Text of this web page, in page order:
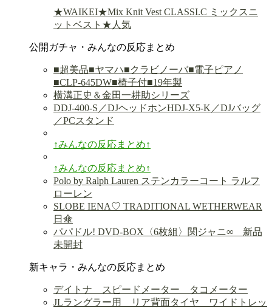
★WAIKEI★Mix Knit Vest CLASSI.C ミックスニ
ットベスト★人気
公開ガチャ・みんなの反応まとめ
■超美品■ヤマハ■クラビノーバ■電子ピアノ
■CLP-645DW■椅子付■19年製
横溝正史＆金田一耕助シリーズ
DDJ-400-S／DJヘッドホンHDJ-X5-K／DJバッグ
／PCスタンド
↑みんなの反応まとめ↑
↑みんなの反応まとめ↑
Polo by Ralph Lauren ステンカラーコート ラルフ
ローレン
SLOBE IENA♡ TRADITIONAL WETHERWEAR
日傘
パパドル! DVD-BOX〈6枚組〉関ジャニ∞ 新品
未開封
新キャラ・みんなの反応まとめ
デイトナ スピードメーター タコメーター
JLラングラー用 リア背面タイヤ ワイドトレッ